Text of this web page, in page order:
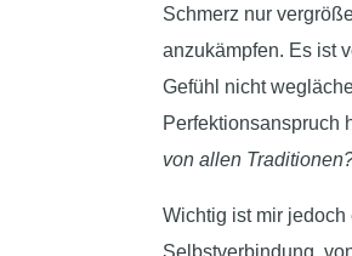
Schmerz nur
anzukämpfen. Es ist
Gefühl nicht
Perfektionsanspruch
von allen
Wichtig ist mir